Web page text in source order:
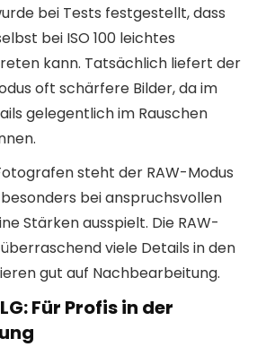
bei Tests festgestellt, dass
bei ISO 100 leichtes
kann. Tatsächlich liefert der
oft schärfere Bilder, da im
gelegentlich im Rauschen
steht der RAW-Modus
bei anspruchsvollen
Stärken ausspielt. Die RAW-
viele Details in den
gut auf Nachbearbeitung.
Für Profis in der